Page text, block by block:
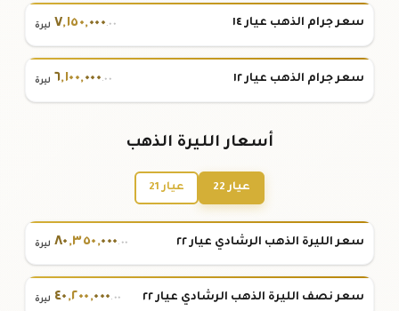
سعر جرام الذهب عيار ١٤ ٧,١٥٠,٠٠٠.٠٠ ليرة
سعر جرام الذهب عيار ١٢ ٦,١٠٠,٠٠٠.٠٠ ليرة
أسعار الليرة الذهب
عيار 22 عيار 21
سعر الليرة الذهب الرشادي عيار ٢٢ ٨٠,٣٥٠,٠٠٠.٠٠ ليرة
سعر نصف الليرة الذهب الرشادي عيار ٢٢ ٤٠,٢٠٠,٠٠٠.٠٠ ليرة